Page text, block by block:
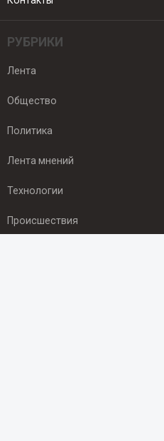
РУБРИКИ
Лента
Общество
Политика
Лента мнений
Технологии
Происшествия